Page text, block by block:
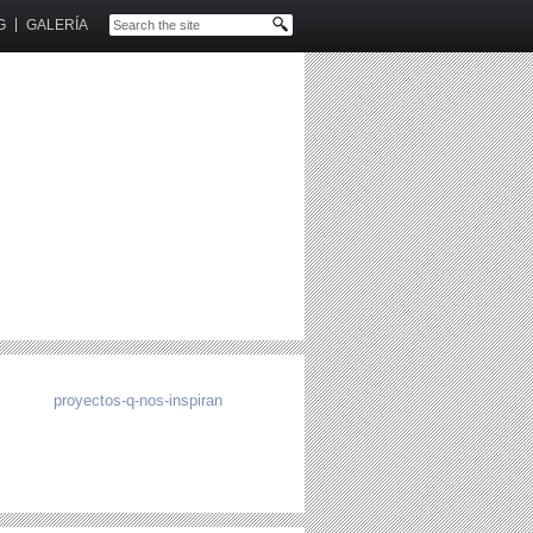
GALERÍA
proyectos-q-nos-inspiran